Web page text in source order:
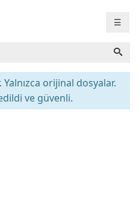
☰
orijinal dosyalar.
ve güvenli.